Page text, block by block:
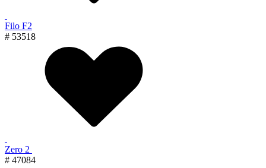
Filo F2
# 53518
Zero 2
# 47084